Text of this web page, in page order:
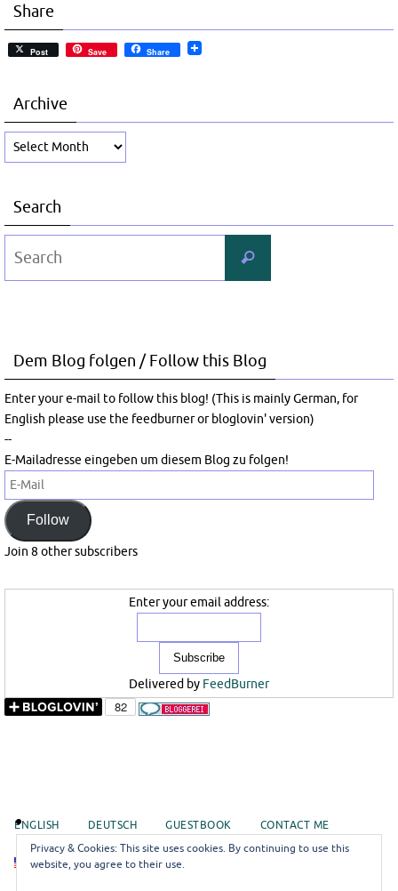
Share
Post Save Share
Archive
Archive
Search
Search
Dem Blog folgen / Follow this Blog
Enter your e-mail to follow this blog! (This is mainly German, for
English please use the feedburner or bloglovin' version)
--
E-Mailadresse eingeben um diesem Blog zu folgen!
E-
Mail
Follow
Join 8 other subscribers
Enter your email address:
Delivered by FeedBurner
ENGLISH DEUTSCH GUESTBOOK CONTACT ME
EN
Privacy & Cookies: This site uses cookies. By continuing to use this
website, you agree to their use.